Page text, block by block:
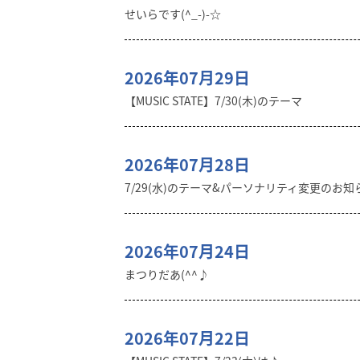
せいらです(^_-)-☆
2026年07月29日
【MUSIC STATE】7/30(木)のテーマ
2026年07月28日
7/29(水)のテーマ&パーソナリティ変更のお知
2026年07月24日
まつりだあ(^^♪
2026年07月22日